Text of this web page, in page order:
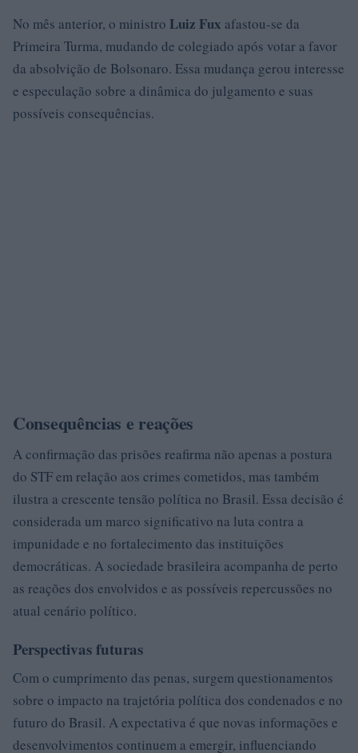
No mês anterior, o ministro Luiz Fux afastou-se da
Primeira Turma, mudando de colegiado após votar a favor
da absolvição de Bolsonaro. Essa mudança gerou interesse
e especulação sobre a dinâmica do julgamento e suas
possíveis consequências.
Consequências e reações
A confirmação das prisões reafirma não apenas a postura
do STF em relação aos crimes cometidos, mas também
ilustra a crescente tensão política no Brasil. Essa decisão é
considerada um marco significativo na luta contra a
impunidade e no fortalecimento das instituições
democráticas. A sociedade brasileira acompanha de perto
as reações dos envolvidos e as possíveis repercussões no
atual cenário político.
Perspectivas futuras
Com o cumprimento das penas, surgem questionamentos
sobre o impacto na trajetória política dos condenados e no
futuro do Brasil. A expectativa é que novas informações e
desenvolvimentos continuem a emergir, influenciando